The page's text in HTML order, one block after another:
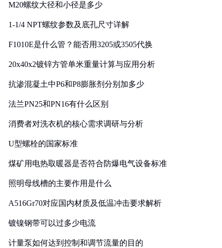
M20螺纹大径和小径是多少
1-1/4 NPT螺纹参数及底孔尺寸详解
F1010E是什么管？能否用3205或3505代换
20x40x2镀锌方管单米重量计算与应用分析
抗渗混凝土中P6和P8膨胀剂分别加多少
法兰PN25和PN16有什么区别
消费者对洗衣机的核心需求调研与分析
U型螺栓的国家标准
煤矿用电热取暖器是否符合防爆电气设备标准
照明母线槽的主要作用是什么
A516Gr70对应国内材质及低温冲击要求解析
镀镍钢带可以过多少电流
计量泵如何达到控制和调节流量的目的